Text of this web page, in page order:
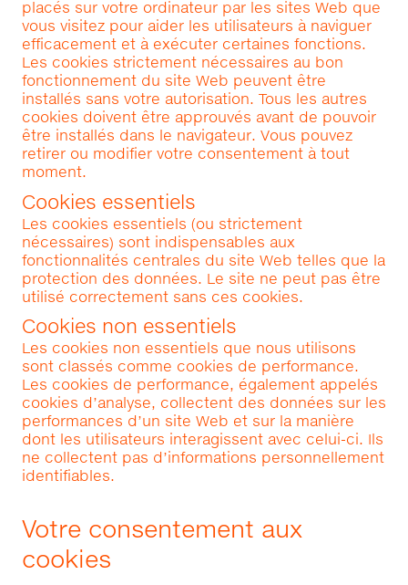
placés sur votre ordinateur par les sites Web que
vous visitez pour aider les utilisateurs à naviguer
efficacement et à exécuter certaines fonctions.
Les cookies strictement nécessaires au bon
fonctionnement du site Web peuvent être
installés sans votre autorisation. Tous les autres
cookies doivent être approuvés avant de pouvoir
être installés dans le navigateur. Vous pouvez
retirer ou modifier votre consentement à tout
moment.
Cookies essentiels
Les cookies essentiels (ou strictement
nécessaires) sont indispensables aux
fonctionnalités centrales du site Web telles que la
protection des données. Le site ne peut pas être
utilisé correctement sans ces cookies.
Cookies non essentiels
Les cookies non essentiels que nous utilisons
sont classés comme cookies de performance.
Les cookies de performance, également appelés
cookies d’analyse, collectent des données sur les
performances d’un site Web et sur la manière
dont les utilisateurs interagissent avec celui-ci. Ils
ne collectent pas d’informations personnellement
identifiables.
Votre consentement aux
cookies